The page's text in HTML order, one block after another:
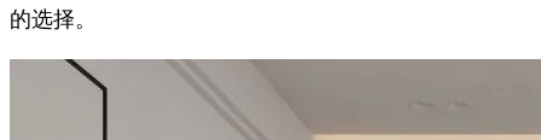
的选择。